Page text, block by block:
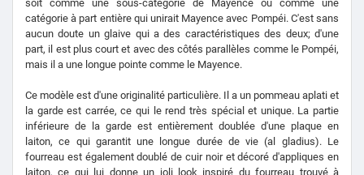
soit comme une sous-catégorie de Mayence ou comme une
catégorie à part entière qui unirait Mayence avec Pompéi. C'est sans
aucun doute un glaive qui a des caractéristiques des deux; d'une
part, il est plus court et avec des côtés parallèles comme le Pompéi,
mais il a une longue pointe comme le Mayence.
Ce modèle est d'une originalité particulière. Il a un pommeau aplati et
la garde est carrée, ce qui le rend très spécial et unique. La partie
inférieure de la garde est entièrement doublée d'une plaque en
laiton, ce qui garantit une longue durée de vie (al gladius). Le
fourreau est également doublé de cuir noir et décoré d'appliques en
laiton, ce qui lui donne un joli look inspiré du fourreau trouvé à